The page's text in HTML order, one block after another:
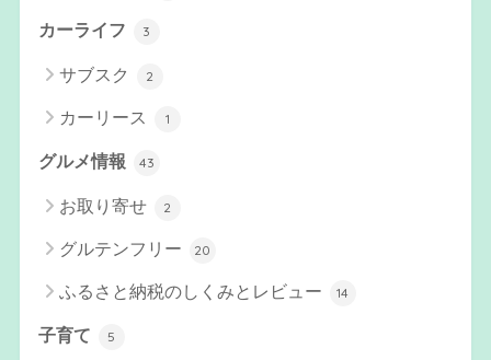
カーライフ 3
サブスク 2
カーリース 1
グルメ情報 43
お取り寄せ 2
グルテンフリー 20
ふるさと納税のしくみとレビュー 14
子育て 5